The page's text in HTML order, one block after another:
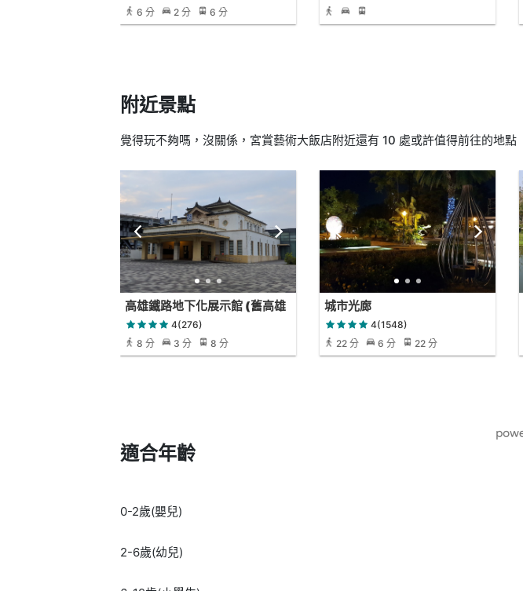
6 分
2 分 6 分
附近景點
覺得玩不夠嗎，沒關係，宮賞藝術大飯店附近還有 10 處或許值得前往的地點
高雄鐵路地下化展示館 (舊高雄
車站)
4(276)
8 分
3 分 8 分
城市光廊
4(1548)
22 分
6 分 22 分
適合年齡
0-2歲(嬰兒)
2-6歲(幼兒)